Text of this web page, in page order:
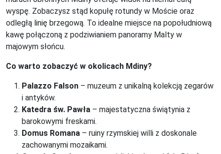
wyspę. Zobaczysz stąd kopułę rotundy w Moście oraz
odległą linię brzegową. To idealne miejsce na popołudniową
kawę połączoną z podziwianiem panoramy Malty w
majowym słońcu.
Co warto zobaczyć w okolicach Mdiny?
Palazzo Falson – muzeum z unikalną kolekcją zegarów
i antyków.
Katedra św. Pawła – majestatyczna świątynia z
barokowymi freskami.
Domus Romana – ruiny rzymskiej willi z doskonale
zachowanymi mozaikami.